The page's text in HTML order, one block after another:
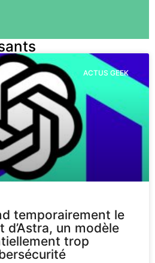
ACTUS GEEK
temporairement le
d’Astra, un modèle
trop